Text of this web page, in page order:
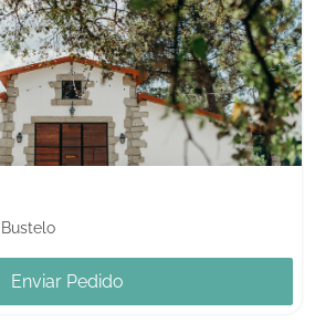
Bustelo
Enviar Pedido